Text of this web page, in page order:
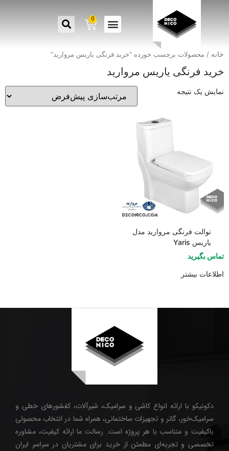
0
خانه / محصولات برچسب خورده “خرید فرنگی یاریس مروارید”
خرید فرنگی یاریس مروارید
نمایش یک نتیجه
توالت فرنگی مروارید مدل
یاریس Yaris
تماس بگیرید
اطلاعات بیشتر
دکونیکو با ارائه انواع کاشی و سرامیک، شیرآلات، کفشورهای خطی و
سرامیک‌خور، گاتر و تجهیزات ساختمانی، همراه شما در انتخاب محصولی
باکیفیت و متناسب با هر پروژه است. رسالت ما ارائه کیفیت، مشاوره
تخصصی و تجربه‌ای مطمئن از خرید برای مشتریان در سراسر ایران